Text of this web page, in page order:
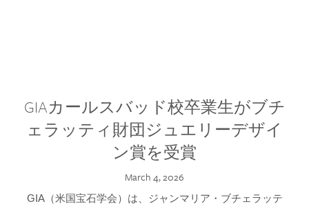
GIAカールスバッド校卒業生がブチ
ェラッティ財団ジュエリーデザイ
ン賞を受賞
March 4, 2026
GIA（米国宝石学会）は、ジャンマリア・ブチェラッテ